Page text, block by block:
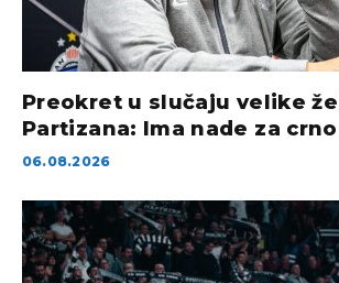
Preokret u slučaju velike
Partizana: Ima nade za
06.08.2026